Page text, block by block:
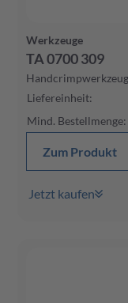
Werkzeuge
TA 0700 309
Liefereinheit:
Mind. Bestellmenge:
Zum Produkt
Jetzt kaufen